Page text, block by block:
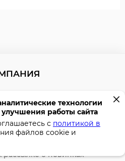
писать либо не будут,
следов на нижних
линий у маркеров для
разной – здесь нужно
из собственных
разных цветов и
в нашем интернет-
информация
в компании
рассылке о новинках
технологии
работы сайта
с политикой в
файлов cookie и